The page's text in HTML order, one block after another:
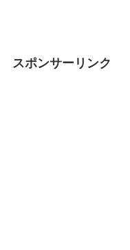
スポンサーリンク